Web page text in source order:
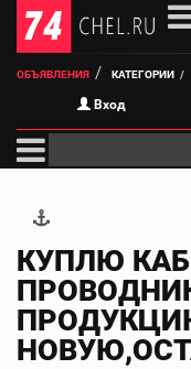
ОБЪЯВЛЕНИЯ КАТЕГОРИИ
Вход
КУПЛЮ